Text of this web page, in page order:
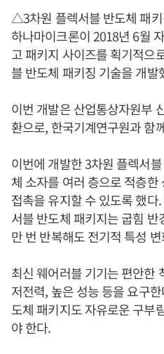
△3차원 플렉서블 반도체 패
하나마이크론이 2018년 6월
고 패키지 사이즈를 획기적으
블 반도체 패키징 기술을 개발
이번 개발은 산업통상자원부
환으로, 한국기계연구원과 함
이번에 개발한 3차원 플렉서
체 소자를 여러 층으로 적층
접촉을 유지할 수 있도록 했
서블 반도체 패키지는 굽힘
만 번 반복해도 전기적 특성
최신 웨어러블 기기는 편안한
저전력, 높은 성능 등을 요구
도체 패키지도 자유로운 구부
야 한다.